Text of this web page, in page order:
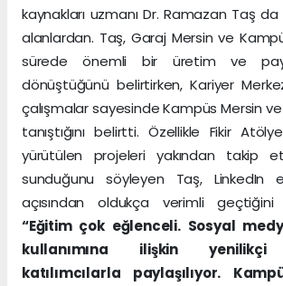
kaynakları uzmanı Dr. Ramazan Taş
alanlardan. Taş, Garaj Mersin ve
sürede önemli bir üretim ve
dönüştüğünü belirtirken, Kariyer
çalışmalar sayesinde Kampüs Mersin
tanıştığını belirtti. Özellikle Fikir
yürütülen projeleri yakından takip
sunduğunu söyleyen Taş, LinkedIn
açısından oldukça verimli
“Eğitim çok eğlenceli. Sosyal
kullanımına ilişkin yenilikçi
katılımcılarla paylaşılıyor.